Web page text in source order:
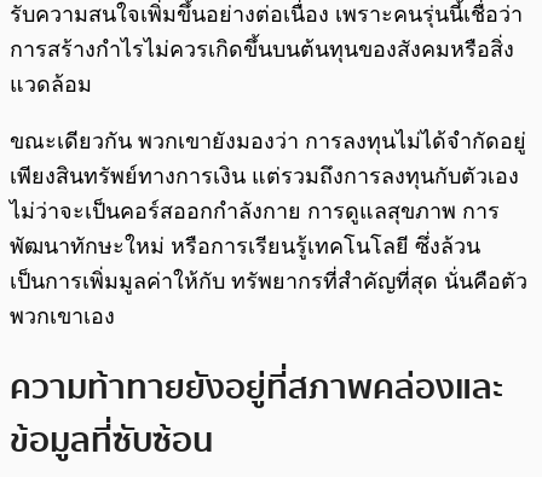
รับความสนใจเพิ่มขึ้นอย่างต่อเนื่อง เพราะคนรุ่นนี้เชื่อว่า
การสร้างกำไรไม่ควรเกิดขึ้นบนต้นทุนของสังคมหรือสิ่ง
แวดล้อม
ขณะเดียวกัน พวกเขายังมองว่า การลงทุนไม่ได้จำกัดอยู่
เพียงสินทรัพย์ทางการเงิน แต่รวมถึงการลงทุนกับตัวเอง
ไม่ว่าจะเป็นคอร์สออกกำลังกาย การดูแลสุขภาพ การ
พัฒนาทักษะใหม่ หรือการเรียนรู้เทคโนโลยี ซึ่งล้วน
เป็นการเพิ่มมูลค่าให้กับ ทรัพยากรที่สำคัญที่สุด นั่นคือตัว
พวกเขาเอง
ความท้าทายยังอยู่ที่สภาพคล่องและ
ข้อมูลที่ซับซ้อน